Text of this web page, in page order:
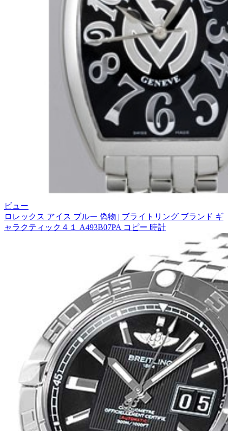
ビュー
ロレックス アイス ブルー 偽物 | ブライトリング ブランド ギ
ャラクティック４１ A493B07PA コピー 時計